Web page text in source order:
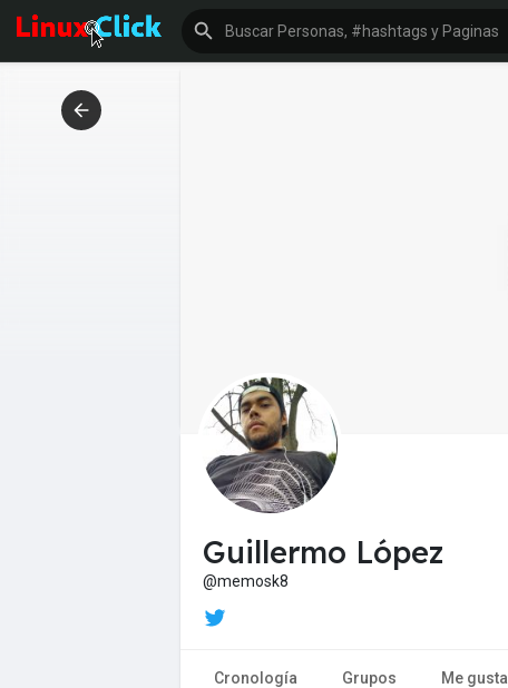
Guillermo López
@memosk8
Cronología Grupos Me gusta